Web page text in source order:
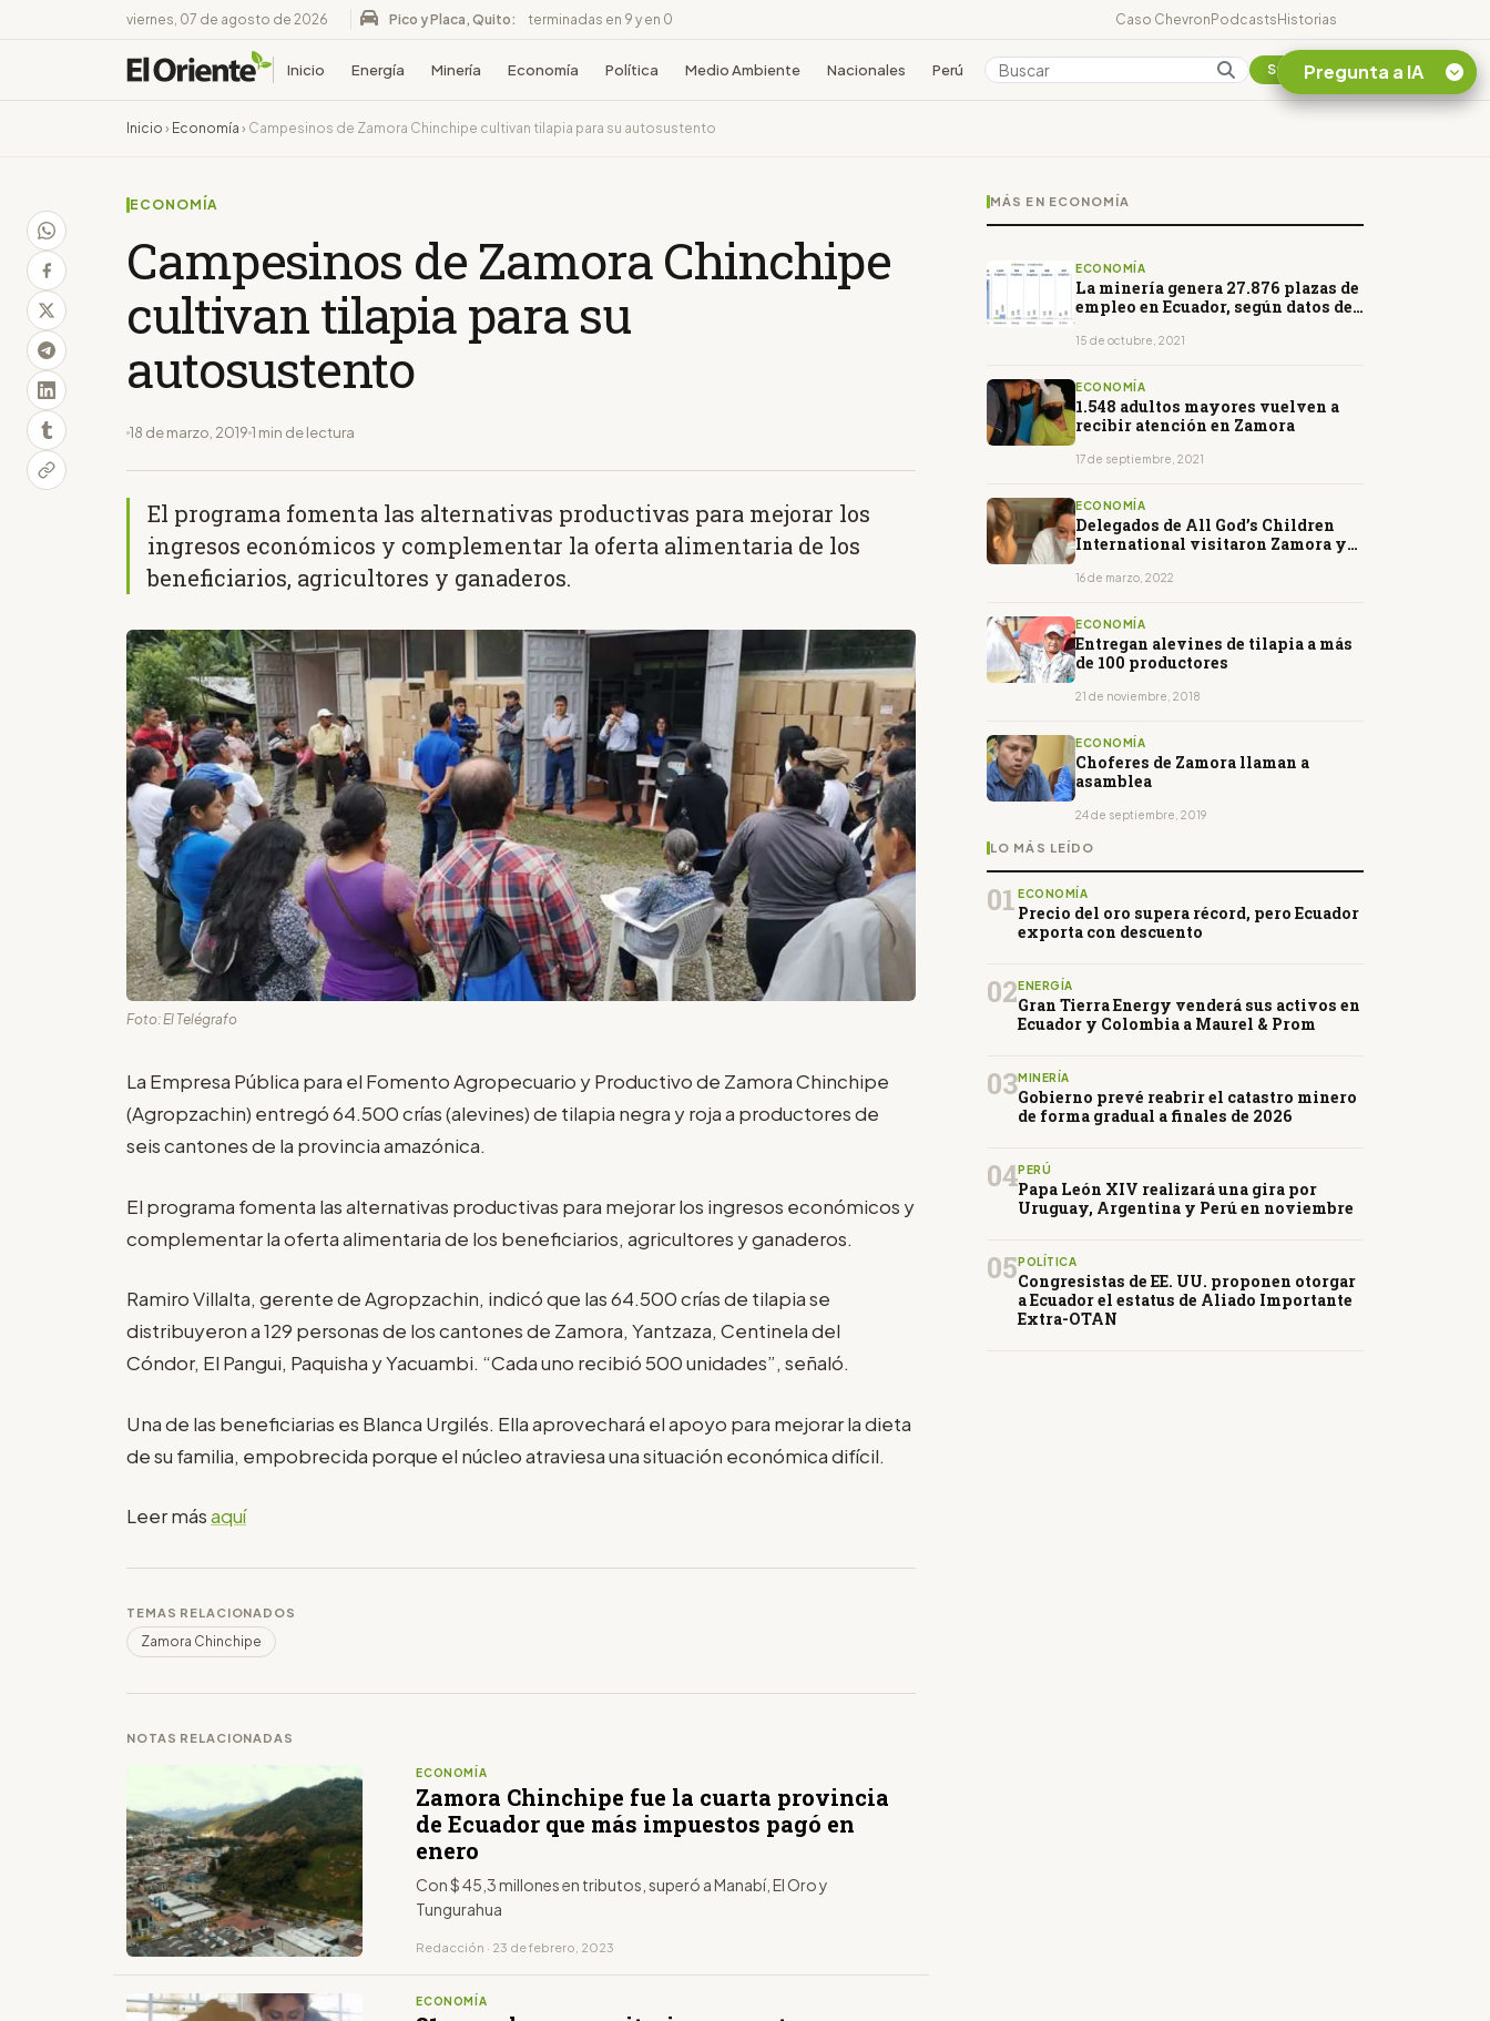
viernes, 07 de agosto de 2026 Pico y Placa, Quito: terminadas en 9 y en 0 Caso ChevronPodcastsHistorias
Inicio Energía Minería Economía Política Medio Ambiente Nacionales Perú Colombia Suscribirse
Inicio › Economía › Campesinos de Zamora Chinchipe cultivan tilapia para su autosustento
ECONOMÍA
Campesinos de Zamora Chinchipe
cultivan tilapia para su
autosustento
18 de marzo, 2019 1 min de lectura
El programa fomenta las alternativas productivas para mejorar los
ingresos económicos y complementar la oferta alimentaria de los
beneficiarios, agricultores y ganaderos.
Foto: El Telégrafo
La Empresa Pública para el Fomento Agropecuario y Productivo de Zamora Chinchipe
(Agropzachin) entregó 64.500 crías (alevines) de tilapia negra y roja a productores de
seis cantones de la provincia amazónica.
El programa fomenta las alternativas productivas para mejorar los ingresos económicos y
complementar la oferta alimentaria de los beneficiarios, agricultores y ganaderos.
Ramiro Villalta, gerente de Agropzachin, indicó que las 64.500 crías de tilapia se
distribuyeron a 129 personas de los cantones de Zamora, Yantzaza, Centinela del
Cóndor, El Pangui, Paquisha y Yacuambi. “Cada uno recibió 500 unidades”, señaló.
Una de las beneficiarias es Blanca Urgilés. Ella aprovechará el apoyo para mejorar la dieta
de su familia, empobrecida porque el núcleo atraviesa una situación económica difícil.
Leer másaquí
TEMAS RELACIONADOS
Zamora Chinchipe
NOTAS RELACIONADAS
ECONOMÍA
Zamora Chinchipe fue la cuarta provincia
de Ecuador que más impuestos pagó en
enero
Con $ 45,3 millones en tributos, superó a Manabí, El Oro y
Tungurahua
Redacción · 23 de febrero, 2023
ECONOMÍA
MÁS EN ECONOMÍA
ECONOMÍA
La minería genera 27.876 plazas de
empleo en Ecuador, según datos del
15 de octubre, 2021
ECONOMÍA
1.548 adultos mayores vuelven a
recibir atención en Zamora
17 de septiembre, 2021
ECONOMÍA
Delegados de All God’s Children
International visitaron Zamora y
16 de marzo, 2022
ECONOMÍA
Entregan alevines de tilapia a más
de 100 productores
21 de noviembre, 2018
ECONOMÍA
Choferes de Zamora llaman a
asamblea
24 de septiembre, 2019
LO MÁS LEÍDO
01 ECONOMÍA
Precio del oro supera récord, pero Ecuador
exporta con descuento
02 ENERGÍA
Gran Tierra Energy venderá sus activos en
Ecuador y Colombia a Maurel & Prom
03MINERÍA
Gobierno prevé reabrir el catastro minero
de forma gradual a finales de 2026
04PERÚ
Papa León XIV realizará una gira por
Uruguay, Argentina y Perú en noviembre
05 POLÍTICA
Congresistas de EE. UU. proponen otorgar
a Ecuador el estatus de Aliado Importante
Extra-OTAN
Pregunta a IA
¿En que consiste la